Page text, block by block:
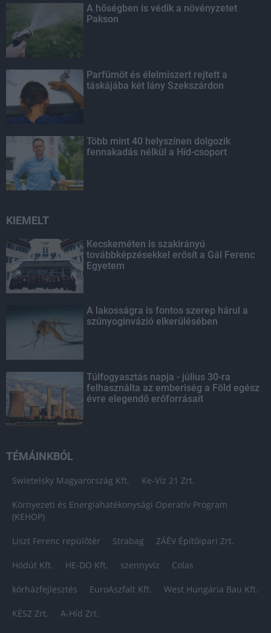
A hőségben is védik a növényzetet
Pakson
Parfümöt és élelmiszert rejtett a
táskájába két lány Szekszárdon
Több mint 40 helyszínen dolgozik
fennakadás nélkül a Híd-csoport
KIEMELT
Kecskeméten is szakirányú
továbbképzésekkel erősít a Gál Ferenc
Egyetem
A lakosságra is fontos szerep hárul a
szúnyoginvázió elkerülésében
Túlfogyasztás napja - július 30-ra
felhasználta az emberiség a Föld egész
évre elegendő erőforrásait
TÉMÁINKBÓL
Swietelsky Magyarország Kft. Ke-Víz 21 Zrt.
Környezeti és Energiahatékonysági Operatív Program
(KEHOP)
Liszt Ferenc repülőtér Strabag ZÁÉV Építőipari Zrt.
Hódút Kft. HE-DO Kft. szennyvíz Colas
kórházfejlesztés EuroAszfalt Kft. West Hungária Bau Kft.
KÉSZ Zrt. A-Híd Zrt.